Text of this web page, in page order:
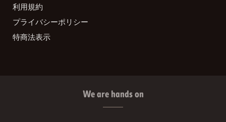
利用規約
プライバシーポリシー
特商法表示
We are hands on